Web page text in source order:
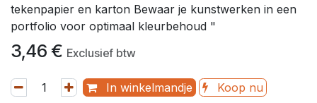
tekenpapier en karton Bewaar je kunstwerken in een
portfolio voor optimaal kleurbehoud "
3,46 € Exclusief btw
In winkelmandje
Koop nu